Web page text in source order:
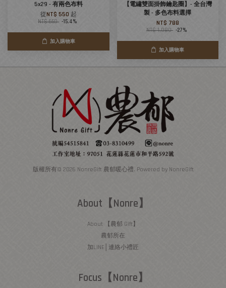
5x29 - 有兩色布料
從NT$ 550 起
NT$ 650 -15.4%
加入購物車
【電繡雙面掛飾鑰匙圈】- 全台灣
製 - 多色布料選擇
NT$ 788
NT$ 1,080 -27%
加入購物車
版權所有© 2026 NonreGift 農郁暖心禮. Powered by NonreGift
About【Nonre】
About 【農郁 Gift】
農郁所在
加LINE│連絡小禮匠
Focus【Nonre】